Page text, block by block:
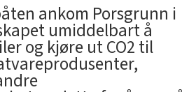
ankom Porsgrunn i
umiddelbart å
og kjøre ut CO2 til